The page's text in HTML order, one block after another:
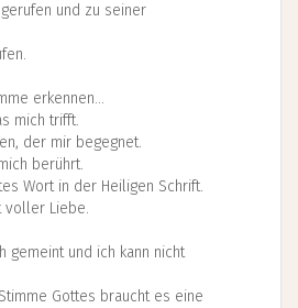
und zu seiner
erkennen...
mich trifft.
der mir begegnet.
berührt.
Wort in der Heiligen Schrift.
voller Liebe.
gemeint und ich kann nicht
Gottes braucht es eine